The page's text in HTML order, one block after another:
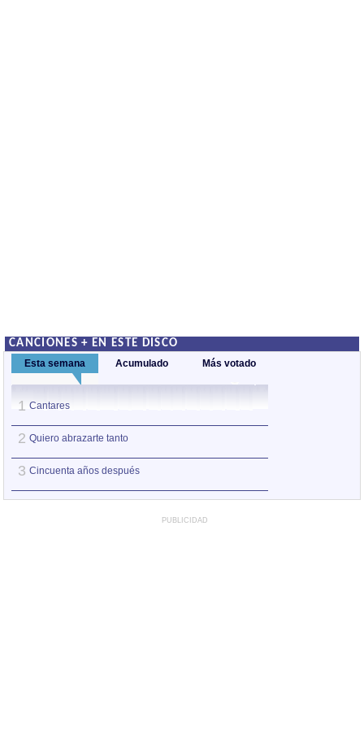
CANCIONES + EN ESTE DISCO
Esta semana Acumulado Más votado
1 Cantares
2 Quiero abrazarte tanto
3 Cincuenta años después
PUBLICIDAD